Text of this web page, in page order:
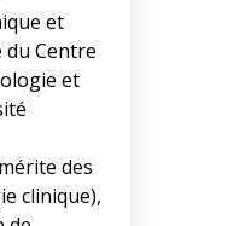
et
Centre
et
des
clinique),